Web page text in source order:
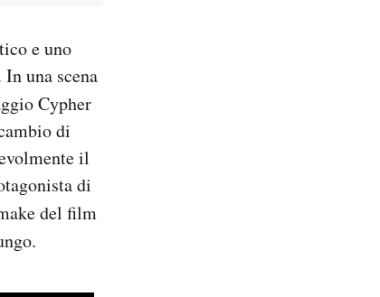
e uno
una scena
Cypher
di
il
di
del film